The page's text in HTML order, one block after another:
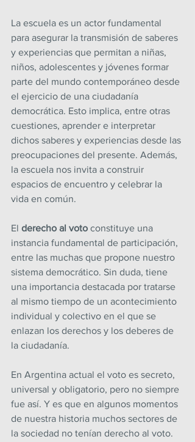
La escuela es un actor fundamental
para asegurar la transmisión de saberes
y experiencias que permitan a niñas,
niños, adolescentes y jóvenes formar
parte del mundo contemporáneo desde
el ejercicio de una ciudadanía
democrática. Esto implica, entre otras
cuestiones, aprender e interpretar
dichos saberes y experiencias desde las
preocupaciones del presente. Además,
la escuela nos invita a construir
espacios de encuentro y celebrar la
vida en común.
El derecho al voto constituye una
instancia fundamental de participación,
entre las muchas que propone nuestro
sistema democrático. Sin duda, tiene
una importancia destacada por tratarse
al mismo tiempo de un acontecimiento
individual y colectivo en el que se
enlazan los derechos y los deberes de
la ciudadanía.
En Argentina actual el voto es secreto,
universal y obligatorio, pero no siempre
fue así. Y es que en algunos momentos
de nuestra historia muchos sectores de
la sociedad no tenían derecho al voto.